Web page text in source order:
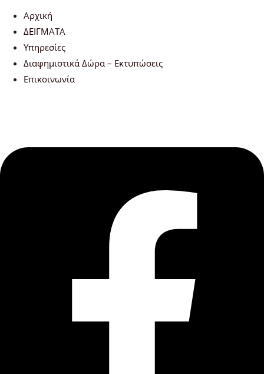
Αρχική
ΔΕΙΓΜΑΤΑ
Υπηρεσίες
Διαφημιστικά Δώρα – Εκτυπώσεις
Επικοινωνία